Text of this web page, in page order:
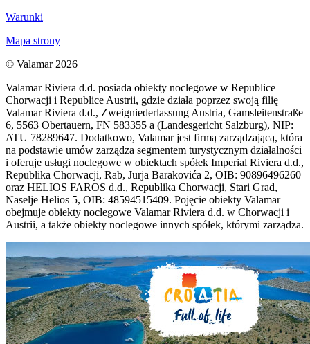
Warunki
Mapa strony
© Valamar 2026
Valamar Riviera d.d. posiada obiekty noclegowe w Republice
Chorwacji i Republice Austrii, gdzie działa poprzez swoją filię
Valamar Riviera d.d., Zweigniederlassung Austria, Gamsleitenstraße
6, 5563 Obertauern, FN 583355 a (Landesgericht Salzburg), NIP:
ATU 78289647. Dodatkowo, Valamar jest firmą zarządzającą, która
na podstawie umów zarządza segmentem turystycznym działalności
i oferuje usługi noclegowe w obiektach spółek Imperial Riviera d.d.,
Republika Chorwacji, Rab, Jurja Barakovića 2, OIB: 90896496260
oraz HELIOS FAROS d.d., Republika Chorwacji, Stari Grad,
Naselje Helios 5, OIB: 48594515409. Pojęcie obiekty Valamar
obejmuje obiekty noclegowe Valamar Riviera d.d. w Chorwacji i
Austrii, a także obiekty noclegowe innych spółek, którymi zarządza.